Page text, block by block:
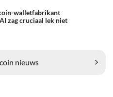
walletfabrikant
zag cruciaal lek niet
nieuws